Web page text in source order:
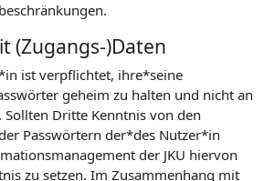
(Zugangs-)Daten
ist verpflichtet, ihre*seine
geheim zu halten und nicht an
Dritte Kenntnis von den
Passwörtern der*des Nutzer*in
der JKU hiervon
zu setzen. Im Zusammenhang mit